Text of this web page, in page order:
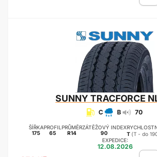
SUNNYTRACFORCE
C B 70
ŠÍŘKA
175
PROFIL
65
PRŮMĚR
R14
ZÁTĚŽOVÝ INDEX
90
T (T - do
EXPEDICE:
12.08.2026